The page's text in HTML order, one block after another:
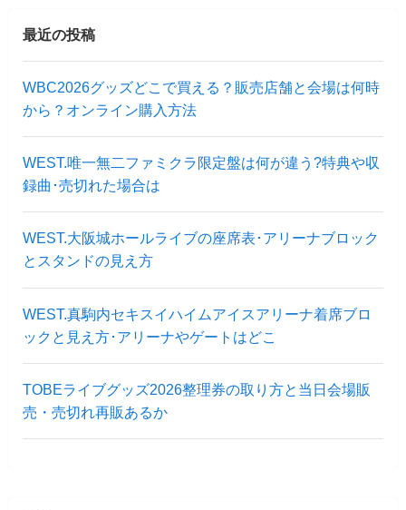
最近の投稿
WBC2026グッズどこで買える？販売店舗と会場は何時
から？オンライン購入方法
WEST.唯一無二ファミクラ限定盤は何が違う?特典や収
録曲･売切れた場合は
WEST.大阪城ホールライブの座席表･アリーナブロック
とスタンドの見え方
WEST.真駒内セキスイハイムアイスアリーナ着席ブロ
ックと見え方･アリーナやゲートはどこ
TOBEライブグッズ2026整理券の取り方と当日会場販
売・売切れ再販あるか